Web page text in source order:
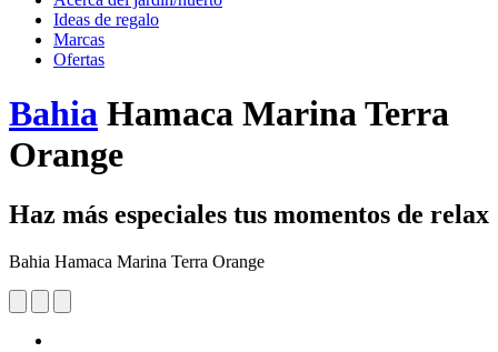
Ideas de regalo
Marcas
Ofertas
Bahia Hamaca Marina Terra
Orange
Haz más especiales tus momentos de relax
Bahia Hamaca Marina Terra Orange